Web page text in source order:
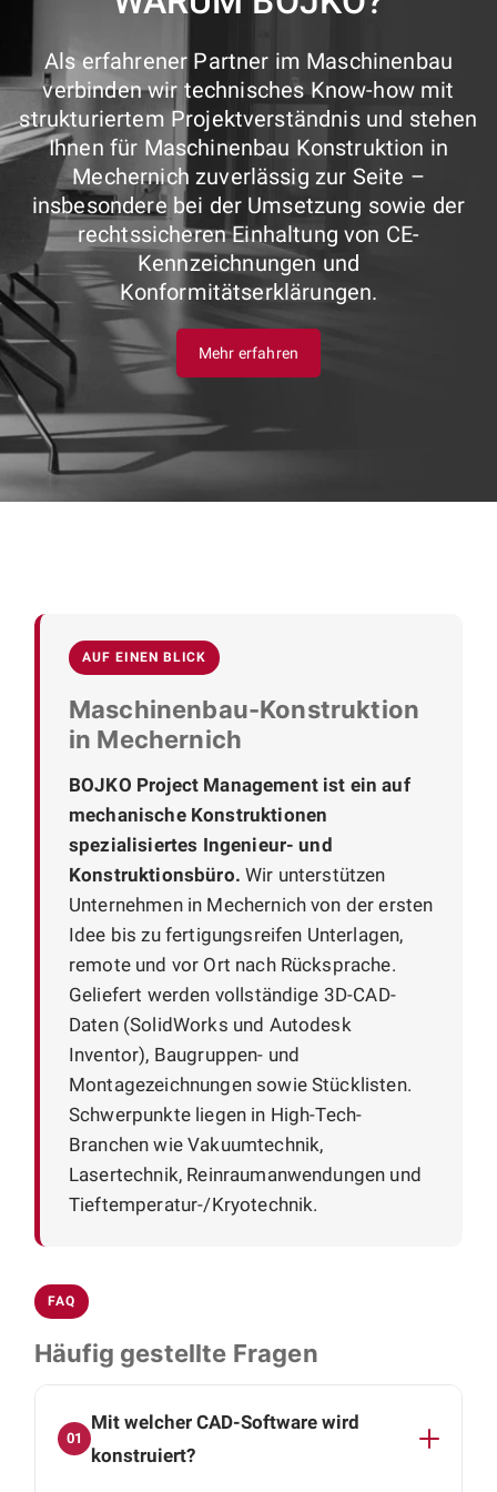
Als erfahrener Partner im Maschinenbau
verbinden wir technisches Know-how mit
strukturiertem Projektverständnis und stehen
Ihnen für Maschinenbau Konstruktion in
Mechernich zuverlässig zur Seite –
insbesondere bei der Umsetzung sowie der
rechtssicheren Einhaltung von CE-
Kennzeichnungen und
Konformitätserklärungen.
Mehr erfahren
AUF EINEN BLICK
Maschinenbau-Konstruktion
in Mechernich
BOJKO Project Management ist ein auf
mechanische Konstruktionen
spezialisiertes Ingenieur- und
Konstruktionsbüro. Wir unterstützen
Unternehmen in Mechernich von der ersten
Idee bis zu fertigungsreifen Unterlagen,
remote und vor Ort nach Rücksprache.
Geliefert werden vollständige 3D-CAD-
Daten (SolidWorks und Autodesk
Inventor), Baugruppen- und
Montagezeichnungen sowie Stücklisten.
Schwerpunkte liegen in High-Tech-
Branchen wie Vakuumtechnik,
Lasertechnik, Reinraumanwendungen und
Tieftemperatur-/Kryotechnik.
FAQ
Häufig gestellte Fragen
01
Mit welcher CAD-Software wird
konstruiert?